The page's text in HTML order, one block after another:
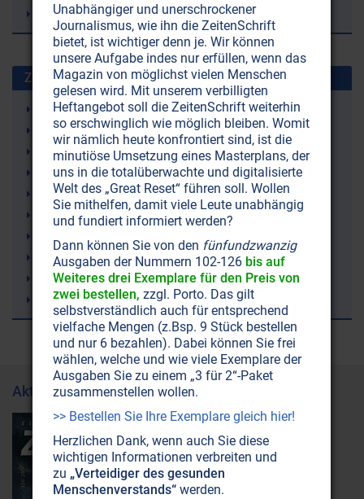
Delphine
Zuletzt gesuchte Stichworte
Just Nuisance (ein Hund)
Leukämie
9/11 (11. September 2001)
Erde
Atomenergie
Sergej N. Lazarev
Fibromyalgie (Weichteilrheuma)
Wettermanipulation (Geoengineering)
Lithium
Alzheimer-Krankheit
Aktuelle Ausgabe
Unabhängiger und unerschrockener
Journalismus, wie ihn die ZeitenSchrift
bietet, ist wichtiger denn je. Wir können
unsere Aufgabe indes nur erfüllen, wenn das
Magazin von möglichst vielen Menschen
gelesen wird. Mit unserem verbilligten
Heftangebot soll die ZeitenSchrift weiterhin
so erschwinglich wie möglich bleiben. Womit
wir nämlich heute konfrontiert sind, ist die
minutiöse Umsetzung eines Masterplans, der
uns in die totalüberwachte und digitalisierte
Welt des „Great Reset“ führen soll. Wollen
Sie mithelfen, damit viele Leute unabhängig
und fundiert informiert werden?
Dann können Sie von den fünfundzwanzig
Ausgaben der Nummern 102-126 bis auf
Weiteres drei Exemplare für den Preis von
zwei bestellen, zzgl. Porto. Das gilt
selbstverständlich auch für entsprechend
vielfache Mengen (z.Bsp. 9 Stück bestellen
und nur 6 bezahlen). Dabei können Sie frei
wählen, welche und wie viele Exemplare der
Ausgaben Sie zu einem „3 für 2“-Paket
zusammenstellen wollen.
>> Bestellen Sie Ihre Exemplare gleich hier!
Herzlichen Dank, wenn auch Sie diese
wichtigen Informationen verbreiten und
zu „Verteidiger des gesunden
Menschenverstands“ werden.